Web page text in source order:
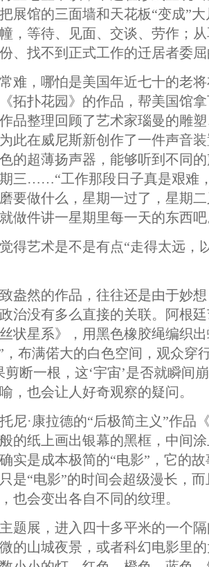
展馆的三面墙和天花板“变成”
，等待、见面、交谈、劳作；
、找不到正式工作的迁居者委
难，哪怕是美国年近七十的老
拓扑花园》的作品，帮美国馆
品整理回顾了艺术家瑙曼的雕
此在威尼斯新创作了一件声音
的超薄扬声器，能够听到不同
三……“工作那段日子真是艰难
要做什么，星期一过了，星期
做件讲一星期里每一天的东西吧
得艺术是不是有点“走得太远，
盎然的作品，往往还是由于妙
治没有多么直接的关联。阿根
状星系》，用黑色橡胶绳编织
，布满偌大的白色空间，观众穿
剪断一根，这‘宇宙’是否就瞬间
，也会让人好奇观察的疑问。
尼·康拉德的“后极简主义”作品
的纸上画出银幕的黑框，中间
实是成本极简的“电影”，它的
只是“电影”的时间会超级漫长，
也会变出各自不同的纹理。
题展，进入四十多平米的一个
的山城夜景，或者科幻电影里